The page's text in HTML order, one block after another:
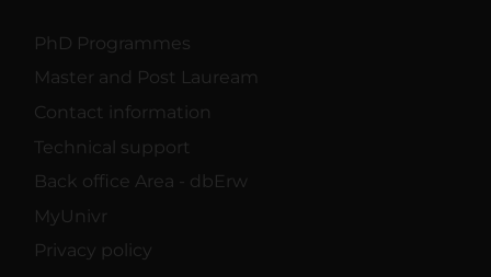
PhD Programmes
Master and Post Lauream
Contact information
Technical support
Back office Area - dbErw
MyUnivr
Privacy policy